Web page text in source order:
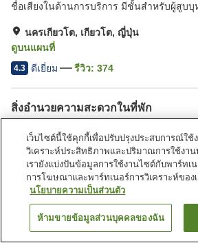
ชื่อเสียงในด้านการบริการ มีชั้นสำหรับผู้สูบบุ
นครเกียวโต, เกียวโต, ญี่ปุ่น
ดูบนแผนที่
4.3 ดีเยี่ยม รีวิว: 374
สิ่งอำนวยความสะดวกในที่พัก
บาร์
ตู้จำหน่
หน้าแรก ญี่ปุ่น เกียวโต นครเกียวโต
ค้นหาห้องพัก
เว็บไซต์นี้ใช้คุกกี้เพื่อปรับปรุงประสบการณ์ใช้
วิเคราะห์ประสิทธิภาพและปริมาณการใช้งาน
เรายังแบ่งปันข้อมูลการใช้งานไซต์กับพาร์ทเ
การโฆษณาและพาร์ทเนอร์การวิเคราะห์ของ
นโยบายความเป็นส่วนตัว
ห้ามขายข้อมูลส่วนบุคคลของฉัน